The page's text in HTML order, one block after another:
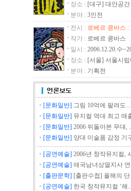
서예나 작가님의
곽혜원 작가님의
이태일 작가님의
夢想- 2007년 갤
개관 9주년 기념
평면조형의 가변
이탈리아 조각의
인기그룹 NRG
한.중 국제 도자
설날선물 올해는
장소 : [대구] 대안공
분야 : 3인전
전시 : 로베르 콩바스 :
작가 : 로베르 콩바스
일시 : 2006.12.20.수
장소 : [서울] 서울시
분야 : 기획전
[문화일반] 그림 10억에 팔려도
[문화일반] 뮤지컬 역대 최고 매
[문화일반] 2006 뒤돌아본 무대, ..
[문화일반] 양대 미술품 감정 기
[공연예술] 2006년 창작뮤지컬,
[공연예술] 애국남녀상열지사 연
[출판문학] [출판수첩] 올해의 단
[공연예술] 한국 창작뮤지컬 ‘해..